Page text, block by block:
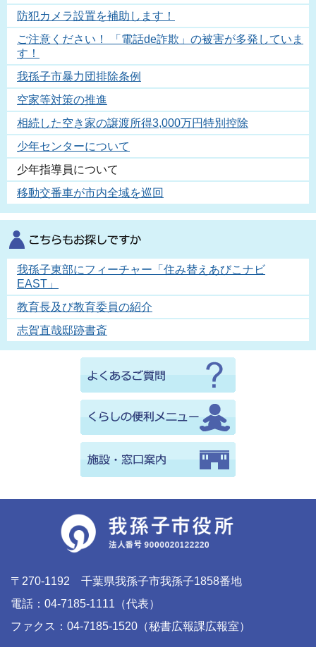
防犯カメラ設置を補助します！
ご注意ください！ 「電話de詐欺」の被害が多発していま
す！
我孫子市暴力団排除条例
空家等対策の推進
相続した空き家の譲渡所得3,000万円特別控除
少年センターについて
少年指導員について
移動交番車が市内全域を巡回
我孫子東部にフィーチャー「住み替えあびこナビ
EAST」
教育長及び教育委員の紹介
志賀直哉邸跡書斎
〒270-1192 千葉県我孫子市我孫子1858番地
電話：04-7185-1111（代表）
ファクス：04-7185-1520（秘書広報課広報室）